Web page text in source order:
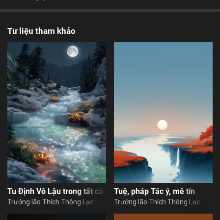
Tư liệu tham khảo
Tu Định Vô Lậu trong tất cả hành động và việc làm
Trưởng lão Thích Thông Lạc
Tuệ, pháp Tác ý, mê tín
Trưởng lão Thích Thông Lạc